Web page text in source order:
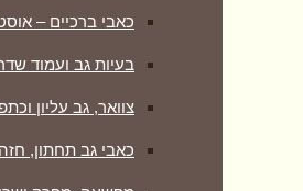
כאבי ברכיים –
בעיות גב ועמוד
צוואר, גב עליון
כאבי גב תחתון, חזה